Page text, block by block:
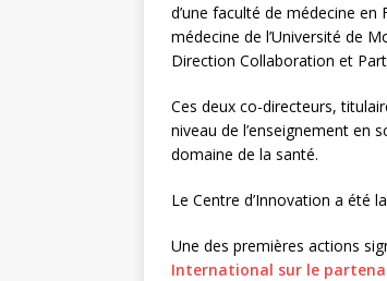
d’une faculté de médecine
médecine de l’Université de
Direction Collaboration et
Ces deux co-directeurs,
niveau de l’enseignement en
domaine de la santé.
Le Centre d’Innovation a été
Une des premières actions
International sur le